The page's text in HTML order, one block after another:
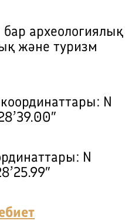
археологиялық
және туризм
N
N